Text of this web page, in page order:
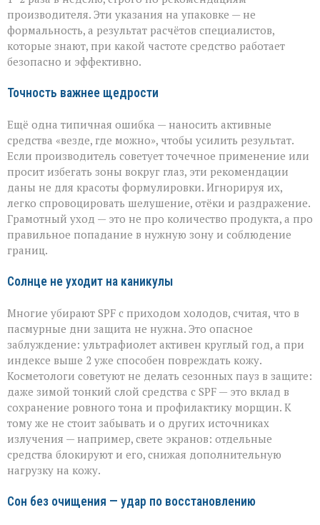
производителя. Эти указания на упаковке — не
формальность, а результат расчётов специалистов,
которые знают, при какой частоте средство работает
безопасно и эффективно.
Точность важнее щедрости
Ещё одна типичная ошибка — наносить активные
средства «везде, где можно», чтобы усилить результат.
Если производитель советует точечное применение или
просит избегать зоны вокруг глаз, эти рекомендации
даны не для красоты формулировки. Игнорируя их,
легко спровоцировать шелушение, отёки и раздражение.
Грамотный уход — это не про количество продукта, а про
правильное попадание в нужную зону и соблюдение
границ.
Солнце не уходит на каникулы
Многие убирают SPF с приходом холодов, считая, что в
пасмурные дни защита не нужна. Это опасное
заблуждение: ультрафиолет активен круглый год, а при
индексе выше 2 уже способен повреждать кожу.
Косметологи советуют не делать сезонных пауз в защите:
даже зимой тонкий слой средства с SPF — это вклад в
сохранение ровного тона и профилактику морщин. К
тому же не стоит забывать и о других источниках
излучения — например, свете экранов: отдельные
средства блокируют и его, снижая дополнительную
нагрузку на кожу.
Сон без очищения — удар по восстановлению